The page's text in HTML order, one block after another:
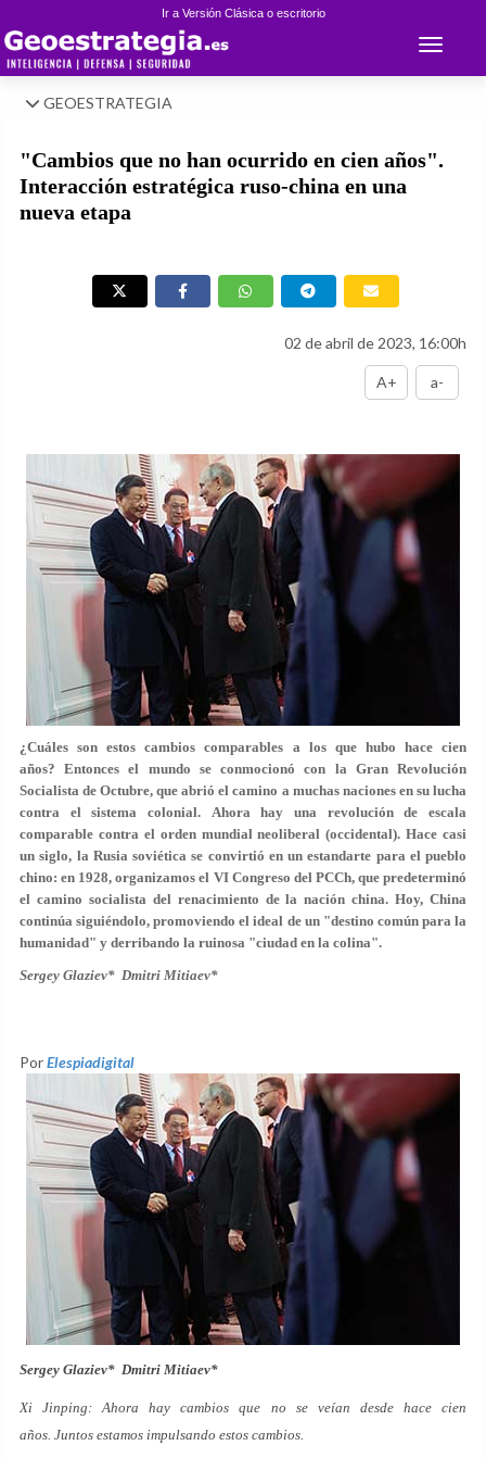
Ir a Versión Clásica o escritorio
Toggle
GEOESTRATEGIA
"Cambios que no han ocurrido en cien años".
Interacción estratégica ruso-china en una
nueva etapa
02 de abril de 2023, 16:00h
A+ a-
¿Cuáles son estos cambios comparables a los que hubo hace cien
años? Entonces el mundo se conmocionó con la Gran Revolución
Socialista de Octubre, que abrió el camino a muchas naciones en su lucha
contra el sistema colonial. Ahora hay una revolución de escala
comparable contra el orden mundial neoliberal (occidental). Hace casi
un siglo, la Rusia soviética se convirtió en un estandarte para el pueblo
chino: en 1928, organizamos el VI Congreso del PCCh, que predeterminó
el camino socialista del renacimiento de la nación china. Hoy, China
continúa siguiéndolo, promoviendo el ideal de un "destino común para la
humanidad" y derribando la ruinosa "ciudad en la colina".
Sergey Glaziev* Dmitri Mitiaev*
PorElespiadigital
Sergey Glaziev* Dmitri Mitiaev*
Xi Jinping: Ahora hay cambios que no se veían desde hace cien
años. Juntos estamos impulsando estos cambios.